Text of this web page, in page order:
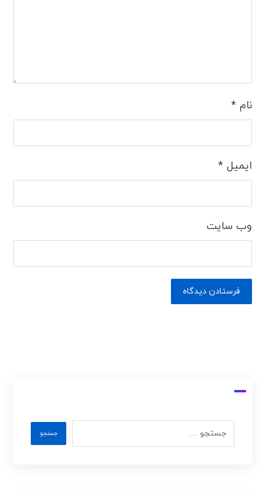
نام*
ایمیل*
وب‌ سایت